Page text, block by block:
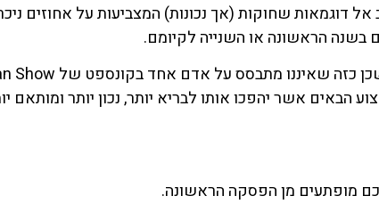
אל דוגמאות שחוקות (אך נכונות) המצביעות על אחוזים
בשנה הראשונה או השנייה לקיומם.
הבאים אשר יהפכו אותו לבריא יותר, נכון יותר ומותאם
מופתעים מן הפסקה הראשונה.